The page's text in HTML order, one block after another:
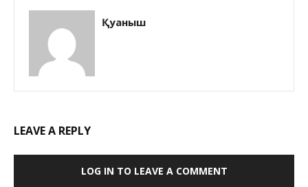
Қуаныш
LEAVE A REPLY
LOG IN TO LEAVE A COMMENT